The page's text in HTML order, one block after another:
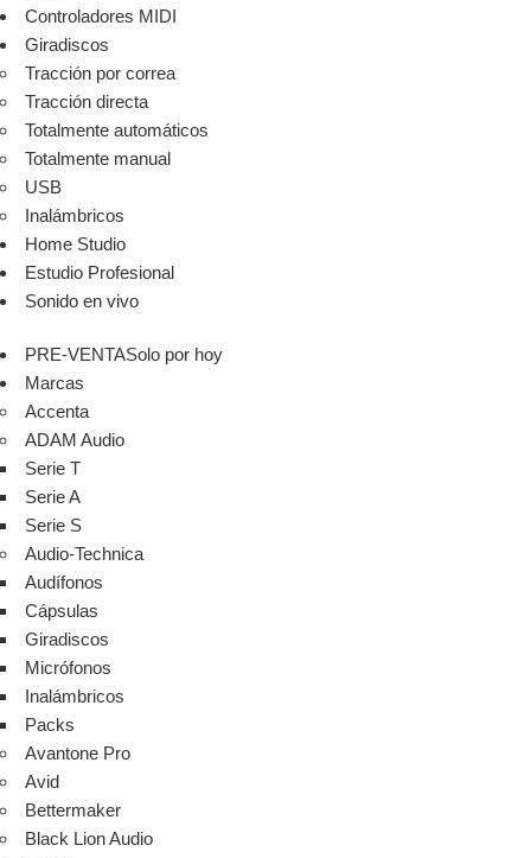
Controladores MIDI
Giradiscos
Tracción por correa
Tracción directa
Totalmente automáticos
Totalmente manual
USB
Inalámbricos
Home Studio
Estudio Profesional
Sonido en vivo
PRE-VENTASolo por hoy
Marcas
Accenta
ADAM Audio
Serie T
Serie A
Serie S
Audio-Technica
Audífonos
Cápsulas
Giradiscos
Micrófonos
Inalámbricos
Packs
Avantone Pro
Avid
Bettermaker
Black Lion Audio